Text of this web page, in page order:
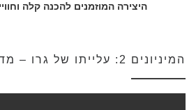
היצירה המוזמנים להכנה קלה
המיניונים 2: עלייתו של גרו – מדובב לעברית